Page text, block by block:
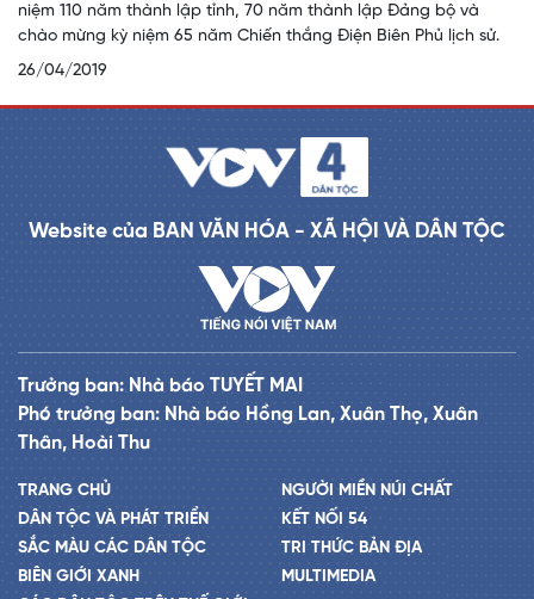
niệm 110 năm thành lập tỉnh, 70 năm thành lập Đảng bộ và
chào mừng kỳ niệm 65 năm Chiến thắng Điện Biên Phủ lịch sử.
26/04/2019
Website của BAN VĂN HÓA - XÃ HỘI VÀ DÂN TỘC
Trưởng ban: Nhà báo TUYẾT MAI
Phó trưởng ban: Nhà báo Hồng Lan, Xuân Thọ, Xuân
Thân, Hoài Thu
TRANG CHỦ
DÂN TỘC VÀ PHÁT TRIỂN
SẮC MÀU CÁC DÂN TỘC
BIÊN GIỚI XANH
NGƯỜI MIỀN NÚI CHẤT
KẾT NỐI 54
TRI THỨC BẢN ĐỊA
MULTIMEDIA